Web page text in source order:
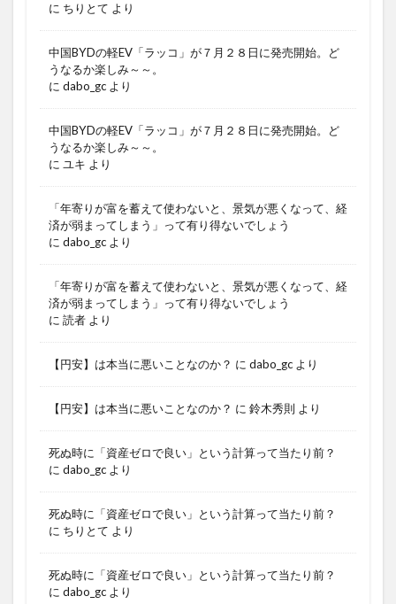
に ちりとて より
中国BYDの軽EV「ラッコ」が７月２８日に発売開始。ど
うなるか楽しみ～～。
に dabo_gc より
中国BYDの軽EV「ラッコ」が７月２８日に発売開始。ど
うなるか楽しみ～～。
に ユキ より
「年寄りが富を蓄えて使わないと、景気が悪くなって、経
済が弱まってしまう」って有り得ないでしょう
に dabo_gc より
「年寄りが富を蓄えて使わないと、景気が悪くなって、経
済が弱まってしまう」って有り得ないでしょう
に 読者 より
【円安】は本当に悪いことなのか？ に dabo_gc より
【円安】は本当に悪いことなのか？ に 鈴木秀則 より
死ぬ時に「資産ゼロで良い」という計算って当たり前？
に dabo_gc より
死ぬ時に「資産ゼロで良い」という計算って当たり前？
に ちりとて より
死ぬ時に「資産ゼロで良い」という計算って当たり前？
に dabo_gc より